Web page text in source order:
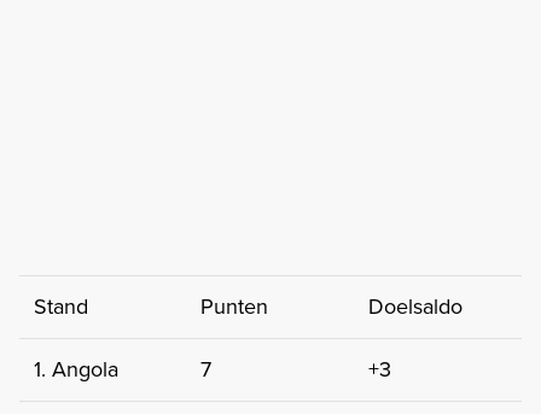
Stand Punten
Doelsaldo
1. Angola
7
+3